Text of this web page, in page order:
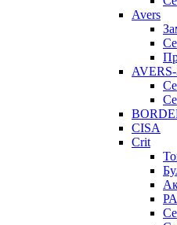
Avers
CISA
Crit